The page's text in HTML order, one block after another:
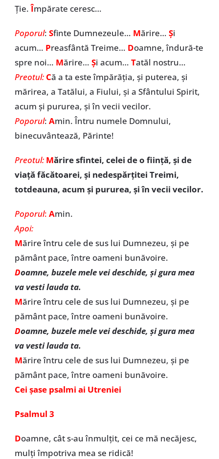
Ție.Împărate ceresc…
Poporul: Sfinte Dumnezeule… Mărire… Și
acum… Preasfântă Treime… Doamne, îndură-te
spre noi… Mărire… Și acum… Tatăl nostru…
Preotul: Că a ta este împărăția, și puterea, și
mărirea, a Tatălui, a Fiului, și a Sfântului Spirit,
acum și pururea, și în vecii vecilor.
Poporul: Amin. Întru numele Domnului,
binecuvântează, Părinte!
Preotul: Mărire sfintei, celei de o fiinţă, şi de
viaţă făcătoarei, şi nedespărţitei Treimi,
totdeauna, acum şi pururea, şi în vecii vecilor.
Poporul: Amin.
Apoi:
Mărire întru cele de sus lui Dumnezeu, şi pe
pământ pace, între oameni bunăvoire.
Doamne, buzele mele vei deschide, şi gura mea
va vesti lauda ta.
Mărire întru cele de sus lui Dumnezeu, şi pe
pământ pace, între oameni bunăvoire.
Doamne, buzele mele vei deschide, şi gura mea
va vesti lauda ta.
Mărire întru cele de sus lui Dumnezeu, şi pe
pământ pace, între oameni bunăvoire.
Cei șase psalmi ai Utreniei
Psalmul 3
Doamne, cât s-au înmulţit, cei ce mă necăjesc,
mulţi împotriva mea se ridică!